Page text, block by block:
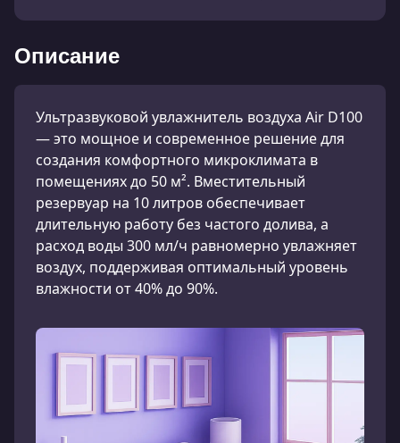
Описание
Ультразвуковой увлажнитель воздуха Air D100
— это мощное и современное решение для
создания комфортного микроклимата в
помещениях до 50 м². Вместительный
резервуар на 10 литров обеспечивает
длительную работу без частого долива, а
расход воды 300 мл/ч равномерно увлажняет
воздух, поддерживая оптимальный уровень
влажности от 40% до 90%.